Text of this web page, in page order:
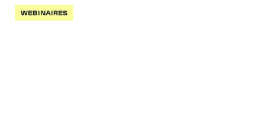
WEBINAIRES